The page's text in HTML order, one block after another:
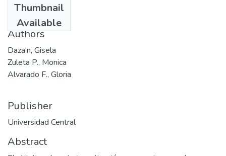
Thumbnail
Available
1994
Authors
Daza'n, Gisela
Zuleta P., Monica
Alvarado F., Gloria
Publisher
Universidad Central
Abstract